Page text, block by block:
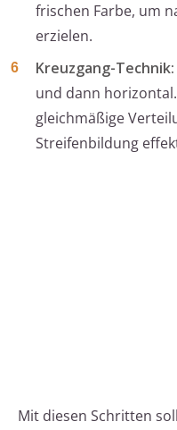
frischen Farbe, um
erzielen.
Kreuzgang-Technik:
und dann
gleichmäßige
Streifenbildung
Mit diesen Schritten